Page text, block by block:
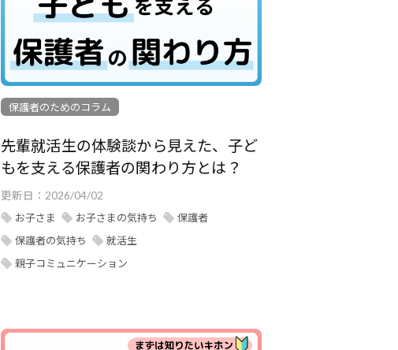
保護者のためのコラム
先輩就活生の体験談から見えた、子ど
もを支える保護者の関わり方とは？
更新日： 2026/04/02
お子さま
お子さまの気持ち
保護者
保護者の気持ち
就活生
親子コミュニケーション